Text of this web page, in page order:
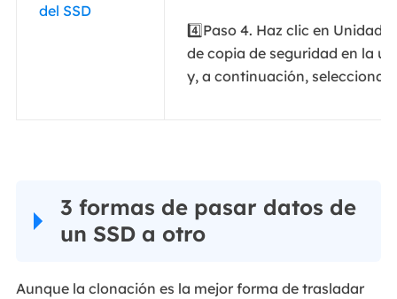
del SSD
4️⃣Paso 4. Haz clic en Unidad
de copia de seguridad en la
y, a continuación, selecciona
3 formas de pasar datos de
un SSD a otro
Aunque la clonación es la mejor forma de trasladar